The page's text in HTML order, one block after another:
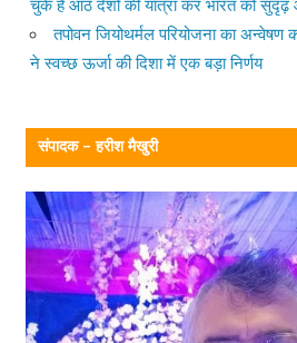
चुके हैं आठ देशों की यात्रा कर भारत को सुदृढ़
तपोवन जियोथर्मल परियोजना का अन्वेषण
ने स्वच्छ ऊर्जा की दिशा में एक बड़ा निर्णय
संपादक – हरीश मैखुरी